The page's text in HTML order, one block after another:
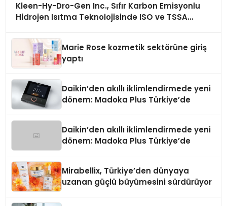
Kleen-Hy-Dro-Gen Inc., Sıfır Karbon Emisyonlu
Hidrojen Isıtma Teknolojisinde ISO ve TSSA
Marie Rose kozmetik sektörüne giriş
yaptı
Daikin’den akıllı iklimlendirmede yeni
dönem: Madoka Plus Türkiye’de
Daikin’den akıllı iklimlendirmede yeni
dönem: Madoka Plus Türkiye’de
Mirabellix, Türkiye’den dünyaya
uzanan güçlü büyümesini sürdürüyor